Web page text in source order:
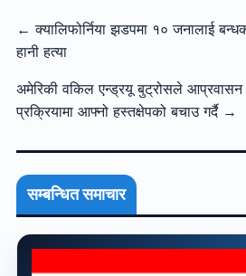
← क्यालिफोर्निया झडपमा १० जनालाई
हानी हत्या
अमेरिकी वकिल एन्ड्रयू बुट्रोसले आप्रवासन
प्रक्रियामा आफ्नो हस्तक्षेपको बचाउ गर्दै →
सम्बन्धित समाचार